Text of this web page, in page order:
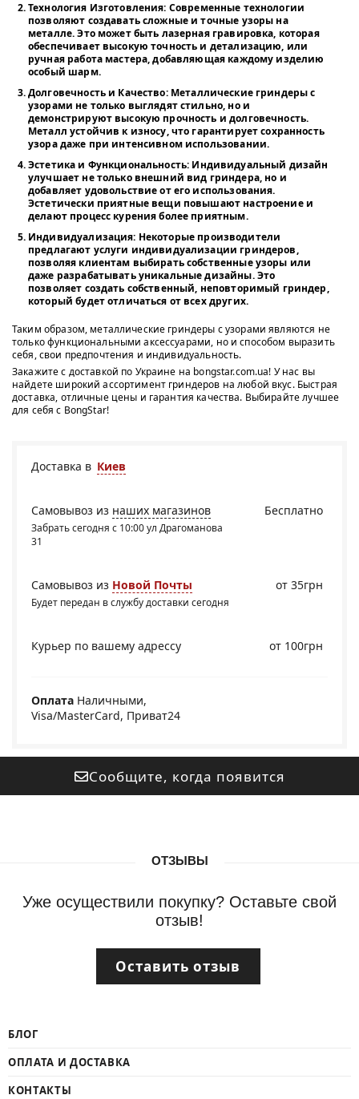
Технология Изготовления: Современные технологии
позволяют создавать сложные и точные узоры на
металле. Это может быть лазерная гравировка, которая
обеспечивает высокую точность и детализацию, или
ручная работа мастера, добавляющая каждому изделию
особый шарм.
Долговечность и Качество:Металлические гриндеры с
узорами не только выглядят стильно, но и
демонстрируют высокую прочность и долговечность.
Металл устойчив к износу, что гарантирует сохранность
узора даже при интенсивном использовании.
Эстетика и Функциональность: Индивидуальный дизайн
улучшает не только внешний вид гриндера, но и
добавляет удовольствие от его использования.
Эстетически приятные вещи повышают настроение и
делают процесс курения более приятным.
Индивидуализация: Некоторые производители
предлагают услуги индивидуализации гриндеров,
позволяя клиентам выбирать собственные узоры или
даже разрабатывать уникальные дизайны. Это
позволяет создать собственный, неповторимый гриндер,
который будет отличаться от всех других.
Таким образом, металлические гриндеры с узорами являются не
только функциональными аксессуарами, но и способом выразить
себя, свои предпочтения и индивидуальность.
Закажите с доставкой по Украине на bongstar.com.ua! У нас вы
найдете широкий ассортимент гриндеров на любой вкус. Быстрая
доставка, отличные цены и гарантия качества. Выбирайте лучшее
для себя с BongStar!
Доставка в Киев
Бесплатно
Самовывоз из наших магазинов
Забрать сегодня с 10:00 ул Драгоманова
31
Самовывоз из Новой Почты
Будет передан в службу доставки сегодня
от 35грн
Курьер по вашему адрессу от 100грн
Оплата Наличными,
Visa/MasterCard, Приват24
Сообщите, когда появится
ОТЗЫВЫ
Уже осуществили покупку? Оставьте свой
отзыв!
Оставить отзыв
БЛОГ
ОПЛАТА И ДОСТАВКА
КОНТАКТЫ